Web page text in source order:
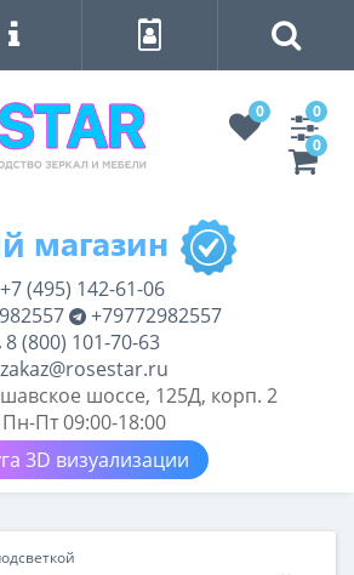
0
0
0
+7 (495) 142-61-06
+79772982557
8 (800) 101-70-63
zakaz@rosestar.ru
шоссе, 125Д, корп. 2
Пт 09:00-18:00
3D визуализации